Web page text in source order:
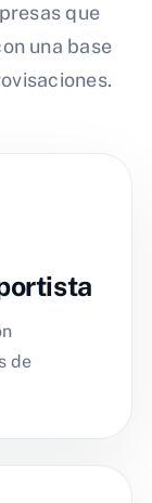
que
una base
de